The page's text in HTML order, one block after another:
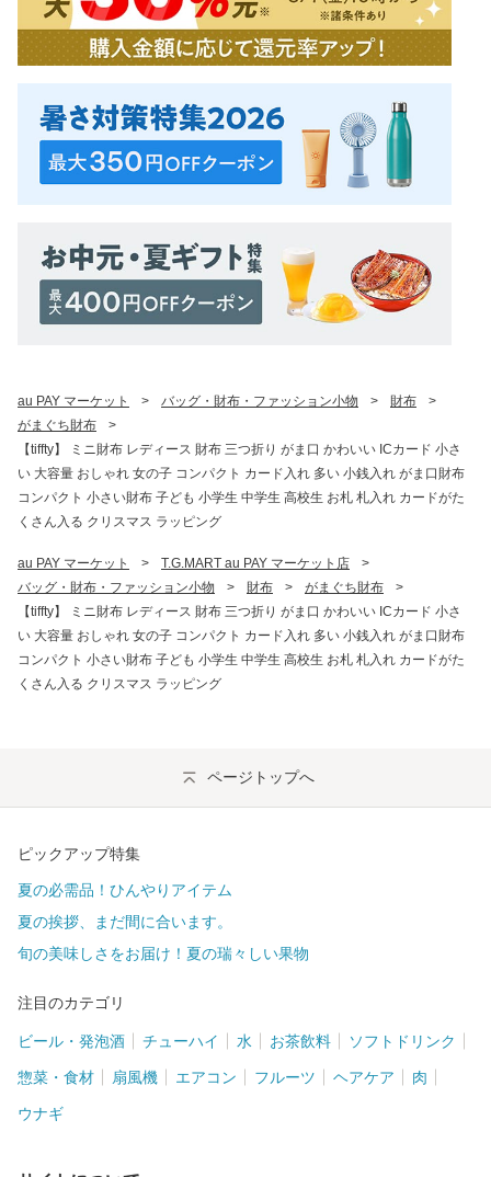
au PAY マーケット > バッグ・財布・ファッション小物 > 財布
>
がまぐち財布
>
【tiffty】 ミニ財布 レディース 財布 三つ折り がま口 かわいい ICカード 小さ
い 大容量 おしゃれ 女の子 コンパクト カード入れ 多い 小銭入れ がま口財布
コンパクト 小さい財布 子ども 小学生 中学生 高校生 お札 札入れ カードがた
くさん入る クリスマス ラッピング
au PAY マーケット > T.G.MART au PAY マーケット店
>
バッグ・財布・ファッション小物
> 財布 > がまぐち財布
>
【tiffty】 ミニ財布 レディース 財布 三つ折り がま口 かわいい ICカード 小さ
い 大容量 おしゃれ 女の子 コンパクト カード入れ 多い 小銭入れ がま口財布
コンパクト 小さい財布 子ども 小学生 中学生 高校生 お札 札入れ カードがた
くさん入る クリスマス ラッピング
ページトップへ
ピックアップ特集
夏の必需品！ひんやりアイテム
夏の挨拶、まだ間に合います。
旬の美味しさをお届け！夏の瑞々しい果物
注目のカテゴリ
ビール・発泡酒 チューハイ 水 お茶飲料 ソフトドリンク
惣菜・食材 扇風機 エアコン フルーツ ヘアケア 肉
ウナギ